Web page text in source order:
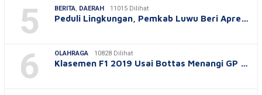
5 BERITA, DAERAH 11015 Dilihat
Peduli Lingkungan, Pemkab Luwu Beri Apre…
6 OLAHRAGA 10828 Dilihat
Klasemen F1 2019 Usai Bottas Menangi GP …